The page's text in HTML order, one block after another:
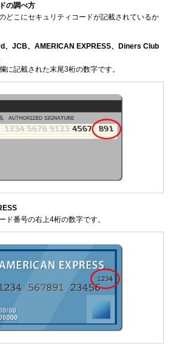
の調べ方
どこにセキュリティコードが記載されているか
、JCB、AMERICAN EXPRESS、Diners Club
に記載された末尾3桁の数字です。
ド番号の右上4桁の数字です。